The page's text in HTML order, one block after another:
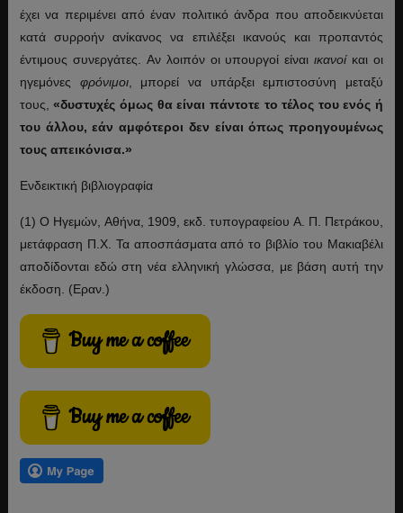
έχει να περιμένει από έναν πολιτικό άνδρα που αποδεικνύεται
κατά συρροήν ανίκανος να επιλέξει ικανούς και προπαντός
έντιμους συνεργάτες. Αν λοιπόν οι υπουργοί είναιικανοί και οι
ηγεμόνες φρόνιμοι, μπορεί να υπάρξει εμπιστοσύνη μεταξύ
τους,«δυστυχές όμως θα είναι πάντοτε το τέλος του ενός ή
του άλλου, εάν αμφότεροι δεν είναι όπως προηγουμένως
τους απεικόνισα.»
Ενδεικτική βιβλιογραφία
(1) Ο Ηγεμών, Αθήνα, 1909, εκδ. τυπογραφείου Α. Π. Πετράκου,
μετάφραση Π.Χ. Τα αποσπάσματα από το βιβλίο του Μακιαβέλι
αποδίδονται εδώ στη νέα ελληνική γλώσσα, με βάση αυτή την
έκδοση. (Εραν.)
Buy me a coffee
Buy me a coffee